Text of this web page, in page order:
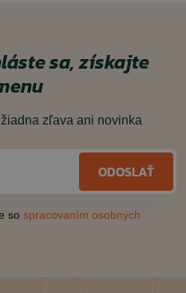
sa, získajte
zľava ani novinka
ODOSLAŤ
so spracovaním osobných